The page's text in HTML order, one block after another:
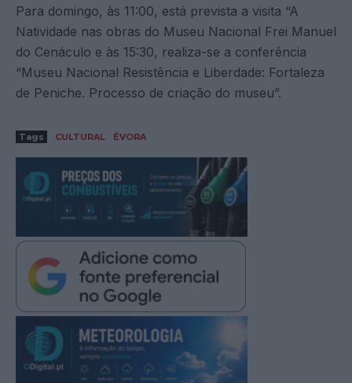
Para domingo, às 11:00, está prevista a visita “A
Natividade nas obras do Museu Nacional Frei Manuel
do Cenáculo e às 15:30, realiza-se a conferência
“Museu Nacional Resistência e Liberdade: Fortaleza
de Peniche. Processo de criação do museu”.
Tags CULTURAL ÉVORA